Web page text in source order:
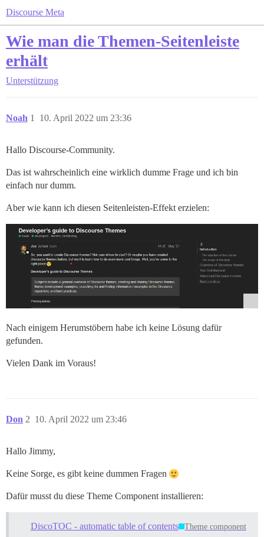
Discourse Meta
Wie man die Themen-Seitenleiste
erhält
Unterstützung
Noah 10. April 2022 um 23:36
1
Hallo Discourse-Community.
Das ist wahrscheinlich eine wirklich dumme Frage und ich bin
einfach nur dumm.
Aber wie kann ich diesen Seitenleisten-Effekt erzielen:
Nach einigem Herumstöbern habe ich keine Lösung dafür
gefunden.
Vielen Dank im Voraus!
Don 10. April 2022 um 23:46
2
Hallo Jimmy,
Keine Sorge, es gibt keine dummen Fragen
Dafür musst du diese Theme Component installieren:
DiscoTOC - automatic table of contents Theme component